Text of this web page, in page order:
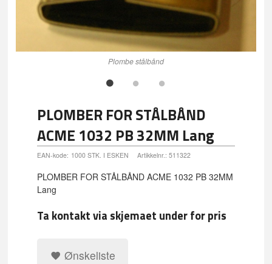
Plombe stålbånd
PLOMBER FOR STÅLBÅND
ACME 1032 PB 32MM Lang
EAN-kode: 1000 STK. I ESKEN Artikkelnr.: 511322
PLOMBER FOR STÅLBÅND ACME 1032 PB 32MM
Lang
Ta kontakt via skjemaet under for pris
Ønskeliste